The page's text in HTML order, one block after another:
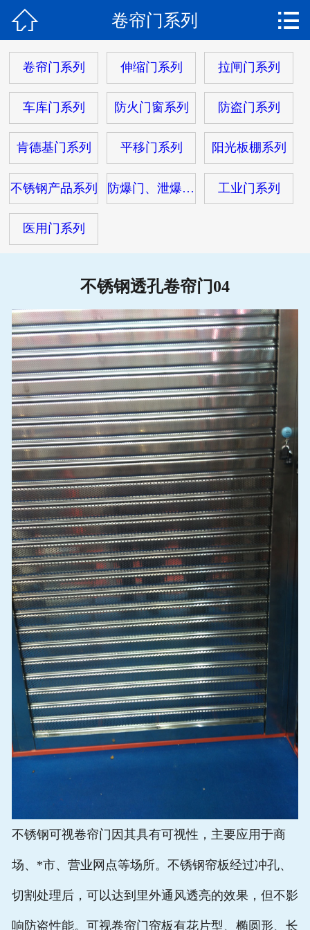
关于我们
产品中心
产品视频
工程案例
 卷帘门系列 
卷帘门系列 伸缩门系列 拉闸门系列
车库门系列 防火门窗系列 防盗门系列
肯德基门系列 平移门系列 阳光板棚系列
不锈钢产品系列 防爆门、泄爆门系列 工业门系列
医用门系列
不锈钢透孔卷帘门04
不锈钢可视卷帘门因其具有可视性，主要应用于商
场、*市、营业网点等场所。不锈钢帘板经过冲孔、
切割处理后，可以达到里外通风透亮的效果，但不影
响防盗性能。可视卷帘门帘板有花片型、椭圆形、长